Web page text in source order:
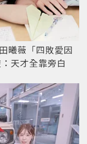
曦薇「四敗愛因
天才全靠旁白